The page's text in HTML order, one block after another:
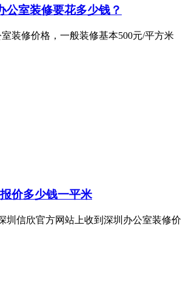
公室装修要花多少钱？
装修价格，一般装修基本500元/平方米
价多少钱一平米
圳信欣官方网站上收到深圳办公室装修价